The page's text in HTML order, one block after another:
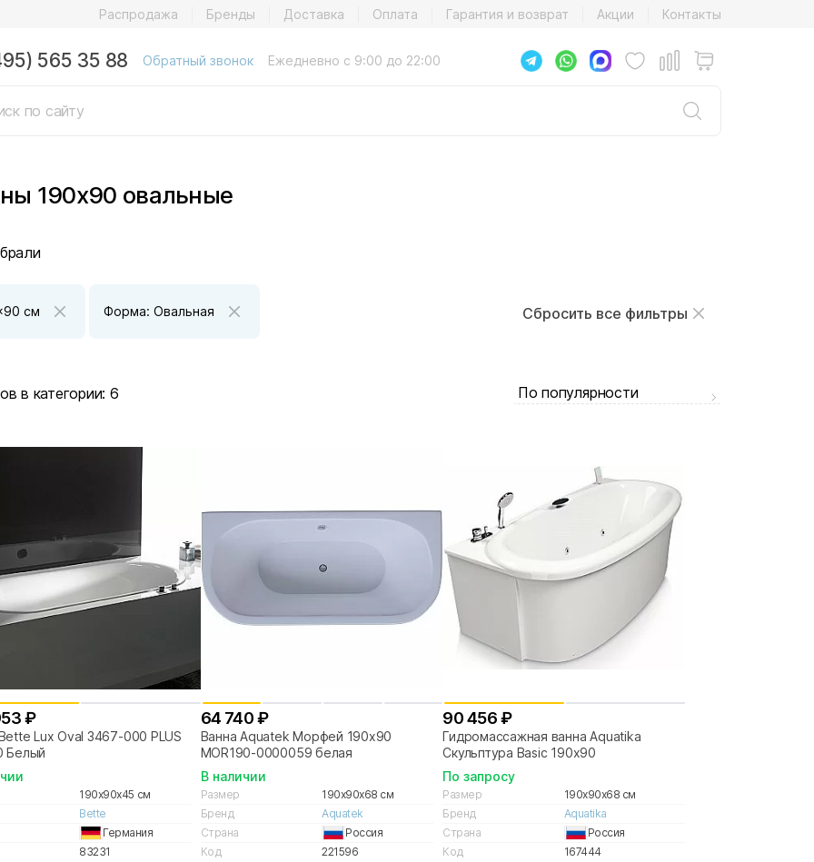
Распродажа Бренды Доставка Оплата Гарантия и возврат Акции Контакты
565 35 88 Обратный звонок Ежедневно с 9:00 до 22:00
190x90 овальные
см Форма: Овальная Сбросить все фильтры
в категории: 6 По популярности
₽
Lux Oval 3467-000 PLUS
Белый
190x90x45 см
Bette
Германия
83231
64 740 ₽
Ванна Aquatek Морфей 190х90
MOR190-0000059 белая
В наличии
Размер
190x90x68 см
Бренд
Aquatek
Страна
Россия
Код
221596
90 456 ₽
Гидромассажная ванна Aquatika
Скульптура Basic 190х90
По запросу
Размер
190x90x68 см
Бренд
Aquatika
Страна
Россия
Код
167444